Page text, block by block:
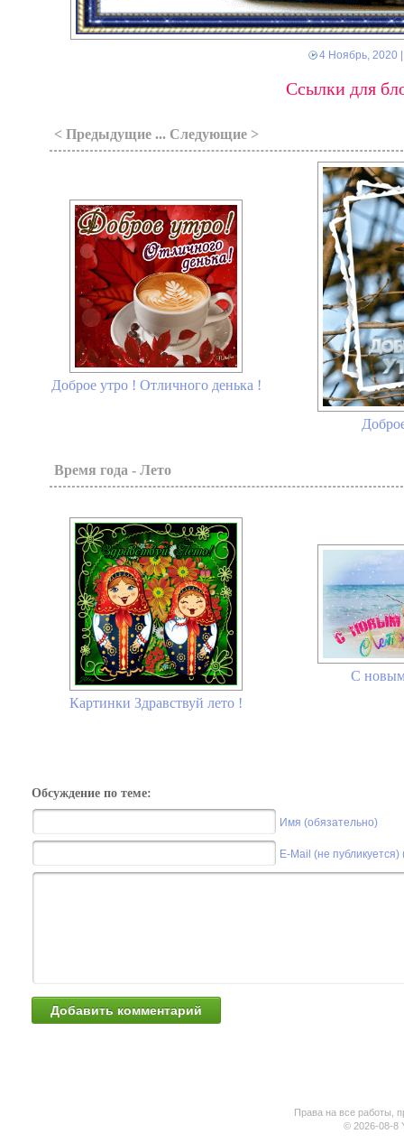
4 Ноябрь, 2020
Ссылки для
< Предыдущие ... Следующие >
Доброе утро ! Отличного денька !
Время года - Лето
Картинки Здравствуй лето !
С
Обсуждение по теме:
Имя (обязательно)
E-Mail (не
Права на все работы,
© 2026-08-8